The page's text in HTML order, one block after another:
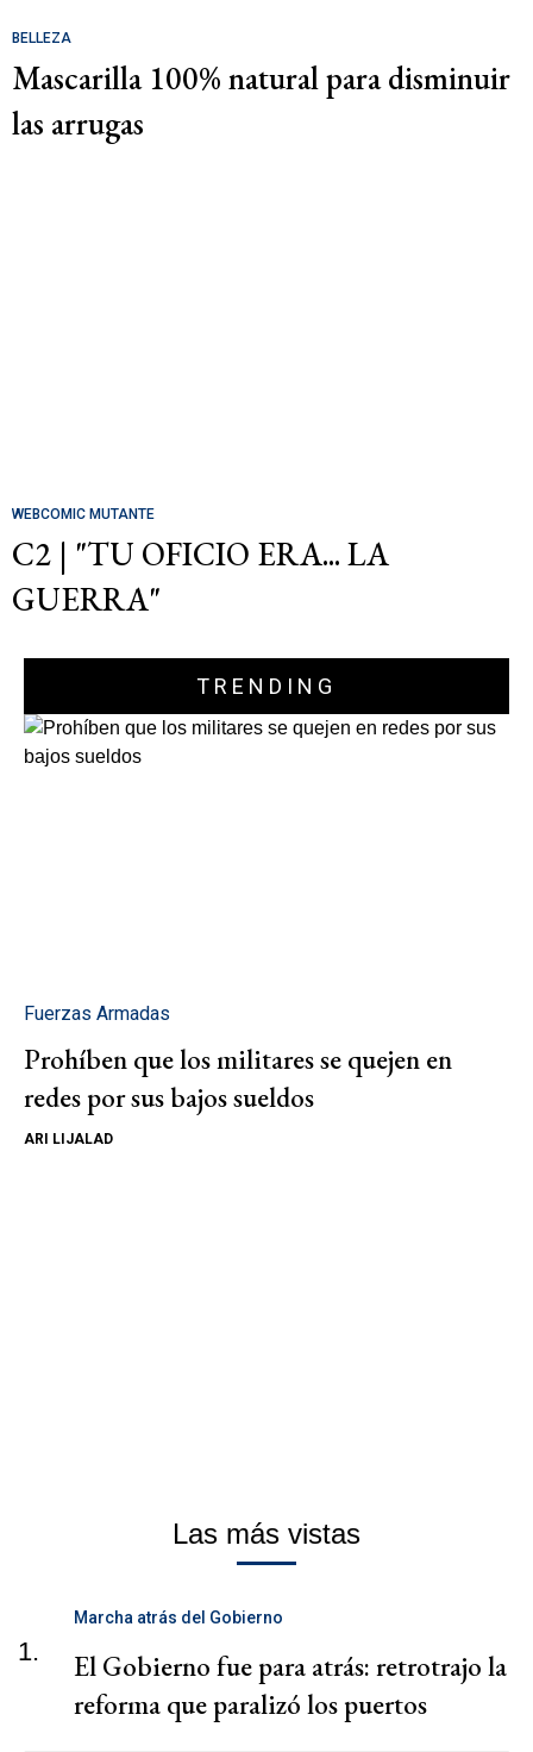
BELLEZA
Mascarilla 100% natural para disminuir
las arrugas
WEBCOMIC MUTANTE
C2 | "TU OFICIO ERA... LA
GUERRA"
TRENDING
Fuerzas Armadas
Prohíben que los militares se quejen en
redes por sus bajos sueldos
ARI LIJALAD
Las más vistas
1.
Marcha atrás del Gobierno
El Gobierno fue para atrás: retrotrajo la
reforma que paralizó los puertos